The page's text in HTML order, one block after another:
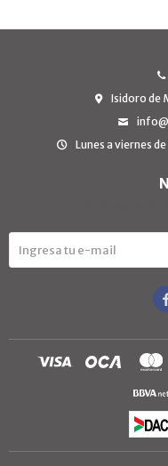
Isidoro de
Lunes a viernes de